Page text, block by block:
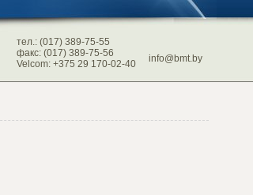
тел.: (017) 389-75-55
факс: (017) 389-75-56
Velcom: +375 29 170-02-40
info@bmt.by